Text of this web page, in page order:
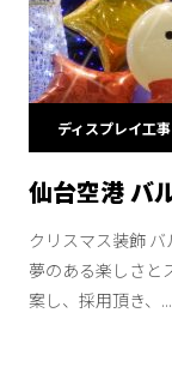
ディスプレイ工事
仙台空港 バ
クリスマス装飾 バ
夢のある楽しさと
案し、採用頂き、...